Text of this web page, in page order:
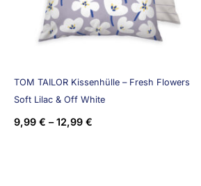
TOM TAILOR Kissenhülle – Fresh Flowers
Soft Lilac & Off White
9,99 € –12,99 €